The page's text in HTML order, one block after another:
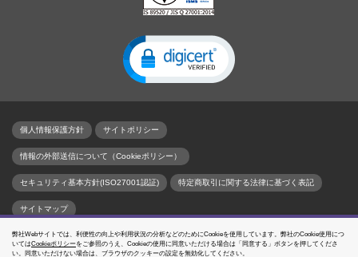
個人情報保護方針 サイトポリシー
情報の外部送信について（Cookieポリシー）
セキュリティ基本方針(ISO27001認証) 特定商取引に関する法律に基づく表記
サイトマップ
名づけてねっと、WebARENA、SuitePRO、WebARENA Indigo、WebARENA IndigoPro、
WebARENA IndigoGPUはNTTPCコミュニケーションズの登録商標です。
弊社Webサイトでは、利便性の向上や利用状況の分析などのためにCookieを使用しています。弊社のCookie使用につ
いてはCookieポリシーをご参照のうえ、Cookieの使用に同意いただける場合は「同意する」ボタンを押してくださ
い。同意いただけない場合は、ブラウザのクッキーの設定を無効化してください。